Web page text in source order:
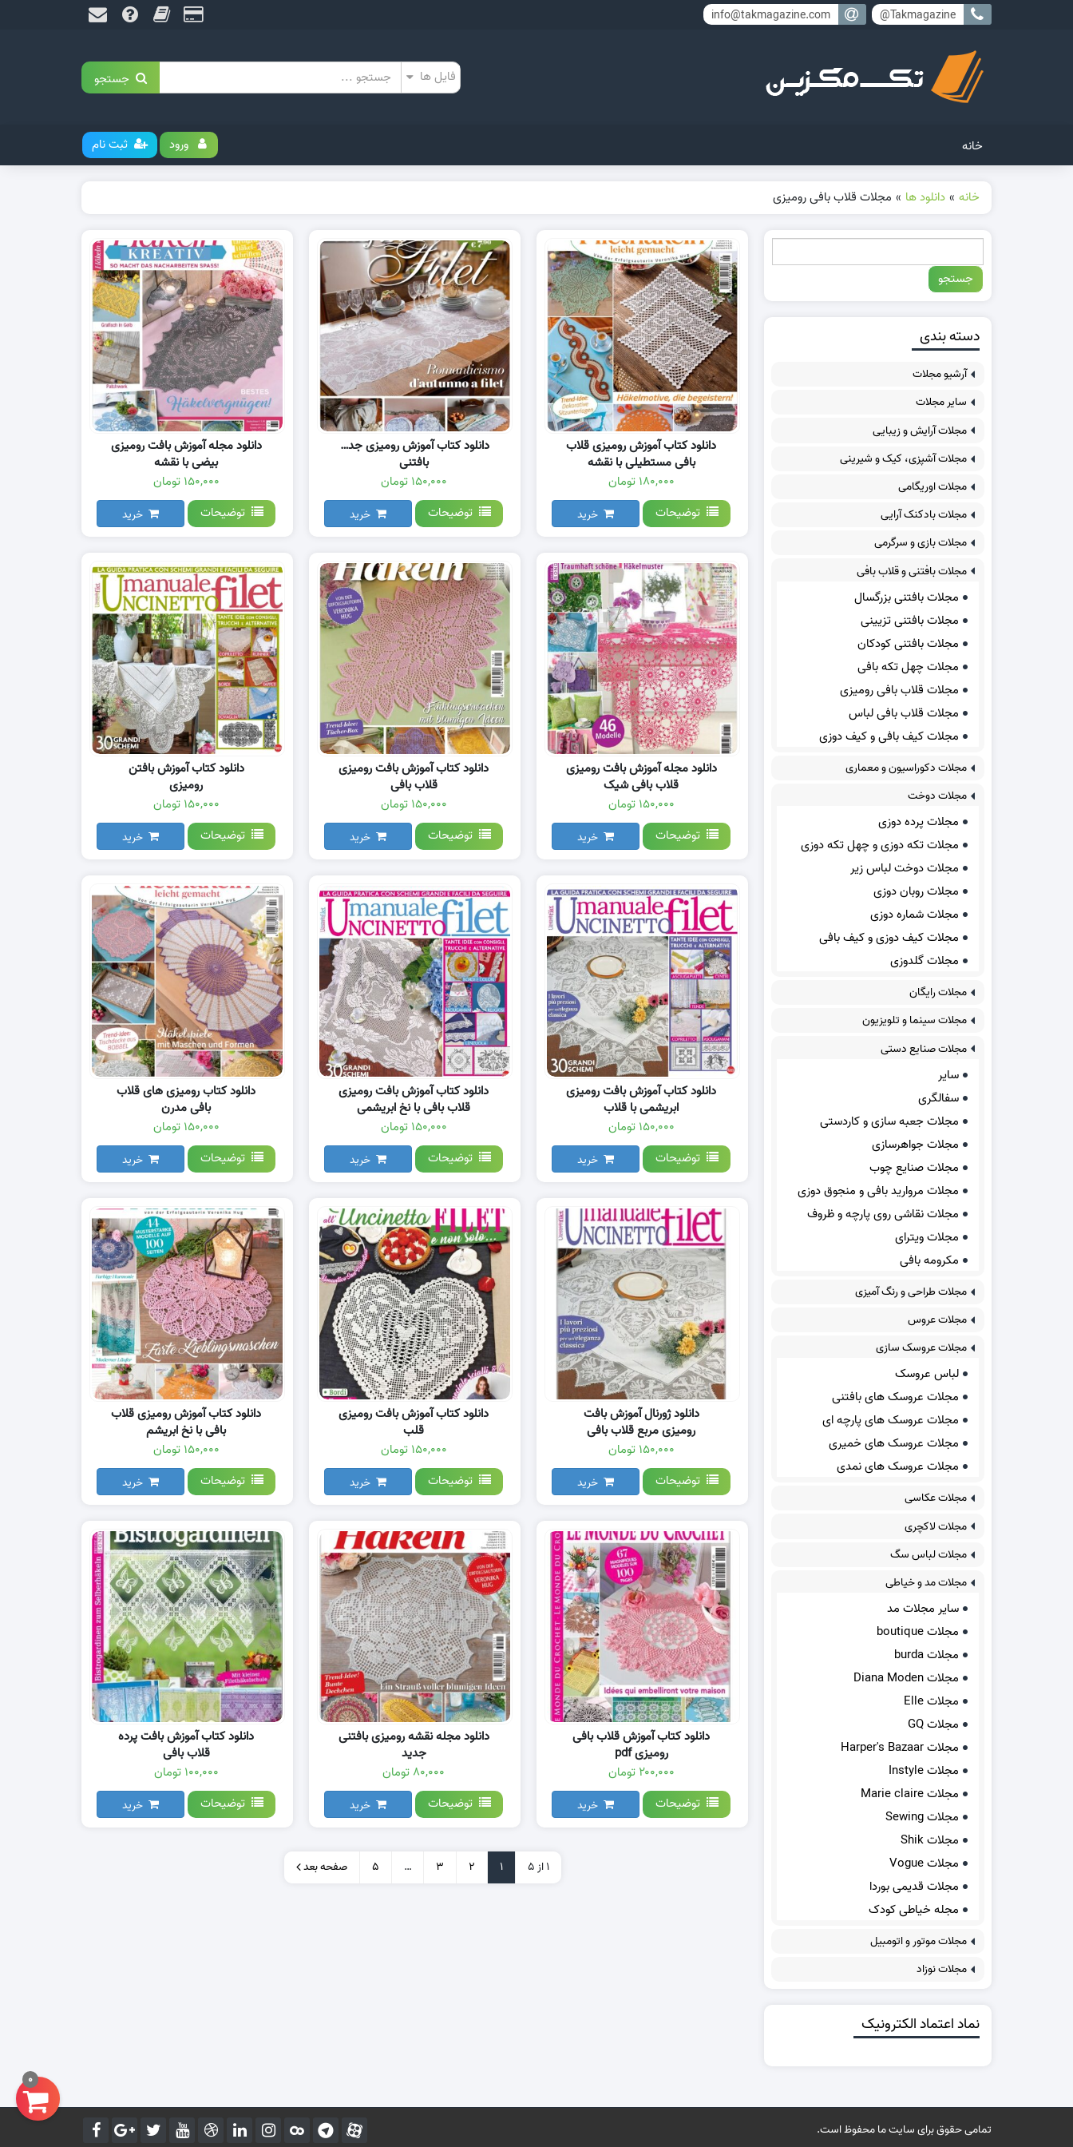
Takmagazine@
info@takmagazine.com
جستجو
خانه ورود ثبت نام
خانه » دانلود ها » مجلات قلاب بافی رومیزی
دانلود کتاب آموزش رومیزی قلاب
بافی مستطیلی با نقشه
۱۸۰,۰۰۰ تومان
توضیحات
خرید
دانلود کتاب آموزش رومیزی جدید
بافتنی
۱۵۰,۰۰۰ تومان
توضیحات
خرید
دانلود مجله آموزش بافت رومیزی
بیضی با نقشه
۱۵۰,۰۰۰ تومان
توضیحات
خرید
دانلود مجله آموزش بافت رومیزی
قلاب بافی شیک
۱۵۰,۰۰۰ تومان
توضیحات
خرید
دانلود کتاب آموزش بافت رومیزی
قلاب بافی
۱۵۰,۰۰۰ تومان
توضیحات
خرید
دانلود کتاب آموزش بافتن
رومیزی
۱۵۰,۰۰۰ تومان
توضیحات
خرید
دانلود کتاب آموزش بافت رومیزی
ابریشمی با قلاب
۱۵۰,۰۰۰ تومان
توضیحات
خرید
دانلود کتاب آموزش بافت رومیزی
قلاب بافی با نخ ابریشمی
۱۵۰,۰۰۰ تومان
توضیحات
خرید
دانلود کتاب رومیزی های قلاب
بافی مدرن
۱۵۰,۰۰۰ تومان
توضیحات
خرید
دانلود ژورنال آموزش بافت
رومیزی مربع قلاب بافی
۱۵۰,۰۰۰ تومان
توضیحات
خرید
دانلود کتاب آموزش بافت رومیزی
قلب
۱۵۰,۰۰۰ تومان
توضیحات
خرید
دانلود کتاب آموزش رومیزی قلاب
بافی با نخ ابریشم
۱۵۰,۰۰۰ تومان
توضیحات
خرید
دانلود کتاب آموزش قلاب بافی
رومیزی pdf
۲۰۰,۰۰۰ تومان
توضیحات
خرید
دانلود مجله نقشه رومیزی بافتنی
جدید
۸۰,۰۰۰ تومان
توضیحات
خرید
دانلود کتاب آموزش بافت پرده
قلاب بافی
۱۰۰,۰۰۰ تومان
توضیحات
خرید
1 از 5 1
2
3
…
5 صفحه بعد
دسته بندی
آرشیو مجلات
سایر مجلات
مجلات آرایش و زیبایی
مجلات آشپزی، کیک و شیرینی
مجلات اوریگامی
مجلات بادکنک آرایی
مجلات بازی و سرگرمی
مجلات بافتنی و قلاب بافی
مجلات بافتنی بزرگسال
مجلات بافتنی تزیینی
مجلات بافتنی کودکان
مجلات چهل تکه بافی
مجلات قلاب بافی رومیزی
مجلات قلاب بافی لباس
مجلات کیف بافی و کیف دوزی
مجلات دکوراسیون و معماری
مجلات دوخت
مجلات پرده دوزی
مجلات تکه دوزی و چهل تکه دوزی
مجلات دوخت لباس زیر
مجلات روبان دوزی
مجلات شماره دوزی
مجلات کیف دوزی و کیف بافی
مجلات گلدوزی
مجلات رایگان
مجلات سینما و تلویزیون
مجلات صنایع دستی
سایر
سفالگری
مجلات جعبه سازی و کاردستی
مجلات جواهرسازی
مجلات صنایع چوب
مجلات مروارید بافی و منجوق دوزی
مجلات نقاشی روی پارچه و ظروف
مجلات ویترای
مکرومه بافی
مجلات طراحی و رنگ آمیزی
مجلات عروس
مجلات عروسک سازی
لباس عروسک
مجلات عروسک های بافتنی
مجلات عروسک های پارچه ای
مجلات عروسک های خمیری
مجلات عروسک های نمدی
مجلات عکاسی
مجلات لاکچری
مجلات لباس سگ
مجلات مد و خیاطی
سایر مجلات مد
مجلات boutique
مجلات burda
مجلات Diana Moden
مجلات Elle
مجلات GQ
مجلات Harper's Bazaar
مجلات Instyle
مجلات Marie claire
مجلات Sewing
مجلات Shik
مجلات Vogue
مجلات قدیمی بوردا
مجله خیاطی کودک
مجلات موتور و اتومبیل
مجلات نوزاد
نماد اعتماد الکترونیک
تمامی حقوق برای سایت ما محفوظ است.
0